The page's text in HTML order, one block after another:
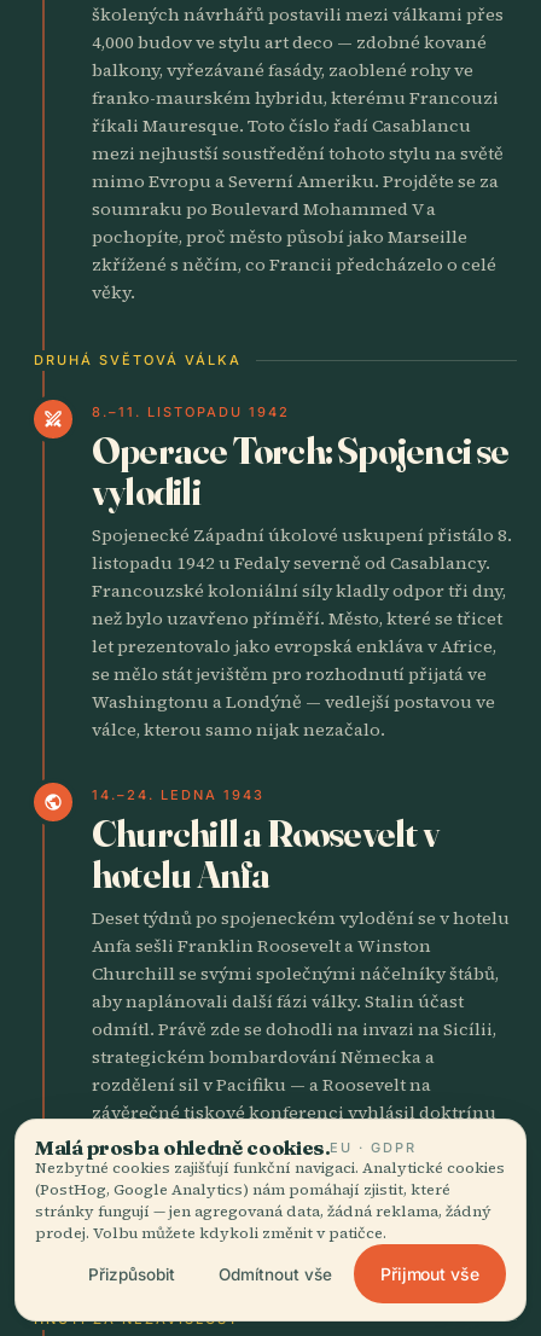
školených návrhářů postavili mezi válkami přes
4,000 budov ve stylu art deco — zdobné kované
balkony, vyřezávané fasády, zaoblené rohy ve
franko-maurském hybridu, kterému Francouzi
říkali Mauresque. Toto číslo řadí Casablancu
mezi nejhustší soustředění tohoto stylu na světě
mimo Evropu a Severní Ameriku. Projděte se za
soumraku po Boulevard Mohammed V a
pochopíte, proč město působí jako Marseille
zkřížené s něčím, co Francii předcházelo o celé
věky.
DRUHÁ SVĚTOVÁ VÁLKA
swords 8.–11. LISTOPADU 1942
Operace Torch: Spojenci se
vylodili
Spojenecké Západní úkolové uskupení přistálo 8.
listopadu 1942 u Fedaly severně od Casablancy.
Francouzské koloniální síly kladly odpor tři dny,
než bylo uzavřeno příměří. Město, které se třicet
let prezentovalo jako evropská enkláva v Africe,
se mělo stát jevištěm pro rozhodnutí přijatá ve
Washingtonu a Londýně — vedlejší postavou ve
válce, kterou samo nijak nezačalo.
public 14.–24. LEDNA 1943
Churchill a Roosevelt v
hotelu Anfa
Deset týdnů po spojeneckém vylodění se v hotelu
Anfa sešli Franklin Roosevelt a Winston
Churchill se svými společnými náčelníky štábů,
aby naplánovali další fázi války. Stalin účast
odmítl. Právě zde se dohodli na invazi na Sicílii,
strategickém bombardování Německa a
rozdělení sil v Pacifiku — a Roosevelt na
závěrečné tiskové konferenci vyhlásil doktrínu
bezpodmínečné kapitulace. Jméno města se tím
natrvalo spojilo s jedním z určujících okamžiků
války, a to je víc, než se s podstatně větším
půvabem podařilo filmu Humphreyho Bogarta,
uvedenému do kin předchozí listopad.
HNUTÍ ZA NEZÁVISLOST
Malá prosba ohledně cookies.EU · GDPR
Nezbytné cookies zajišťují funkční navigaci. Analytické cookies
(PostHog, Google Analytics) nám pomáhají zjistit, které
stránky fungují — jen agregovaná data, žádná reklama, žádný
prodej. Volbu můžete kdykoli změnit v patičce.
Přizpůsobit Odmítnout vše Přijmout vše